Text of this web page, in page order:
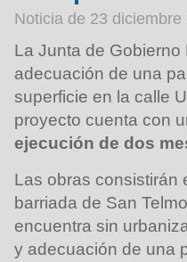
Noticia de 23 diciembre
La Junta de
adecuación de una
superficie en la calle
proyecto cuenta con
ejecución de dos
Las obras consistirán
barriada de San
encuentra sin
y adecuación de una